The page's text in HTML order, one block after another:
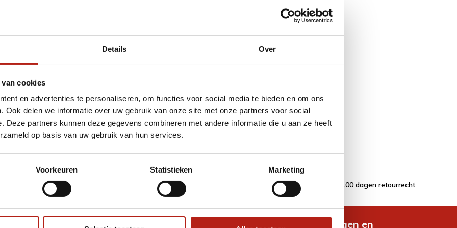
Details Over
cookies
en advertenties te personaliseren, om functies voor social media te bieden en om ons
Ook delen we informatie over uw gebruik van onze site met onze partners voor social
Deze partners kunnen deze gegevens combineren met andere informatie die u aan ze heeft
op basis van uw gebruik van hun services.
Voorkeuren Statistieken Marketing
en schoenen
Eenvoudig ruilen of retour 100 dagen retourrecht
Volg ons Ontvang de nieuwste aanbiedingen en